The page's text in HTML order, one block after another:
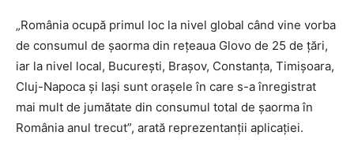
„România ocupă primul loc la nivel global când vine vorba
de consumul de șaorma din rețeaua Glovo de 25 de țări,
iar la nivel local, București, Brașov, Constanța, Timișoara,
Cluj-Napoca și Iași sunt orașele în care s-a înregistrat
mai mult de jumătate din consumul total de șaorma în
România anul trecut”, arată reprezentanții aplicației.